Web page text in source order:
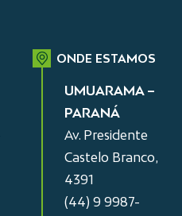
ONDE ESTAMOS
UMUARAMA –
PARANÁ
Av. Presidente
Castelo Branco,
4391
(44) 9 9987-